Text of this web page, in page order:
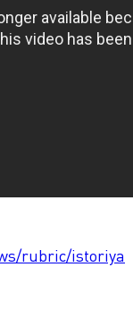
rubric/istoriya